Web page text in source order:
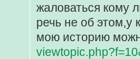
жаловаться кому
речь не об этом,у
мою историю